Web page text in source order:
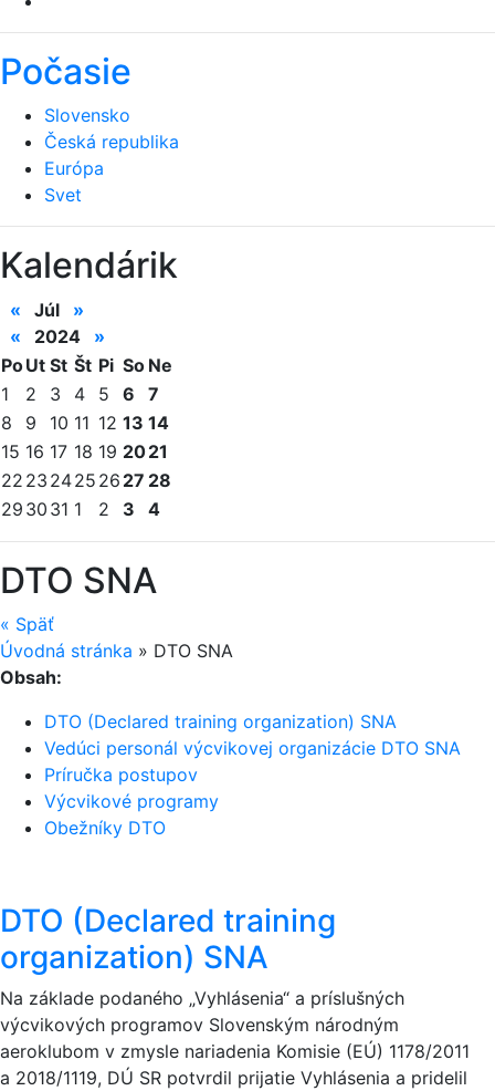
Počasie
Slovensko
Česká republika
Európa
Svet
Kalendárik
« Júl
»
«
2024
»
PoUt St Št Pi So Ne
1
2 3 4 5 6
7
8
9 10 11 12 13 14
15 16 17 18 19 2021
22 23 2425 26 27 28
29 30 31 1 2 3 4
DTO SNA
« Späť
Úvodná stránka » DTO SNA
Obsah:
DTO (Declared training organization) SNA
Vedúci personál výcvikovej organizácie DTO SNA
Príručka postupov
Výcvikové programy
Obežníky DTO
DTO (Declared training
organization) SNA
Na základe podaného „Vyhlásenia“ a príslušných
výcvikových programov Slovenským národným
aeroklubom v zmysle nariadenia Komisie (EÚ) 1178/2011
a 2018/1119, DÚ SR potvrdil prijatie Vyhlásenia a pridelil